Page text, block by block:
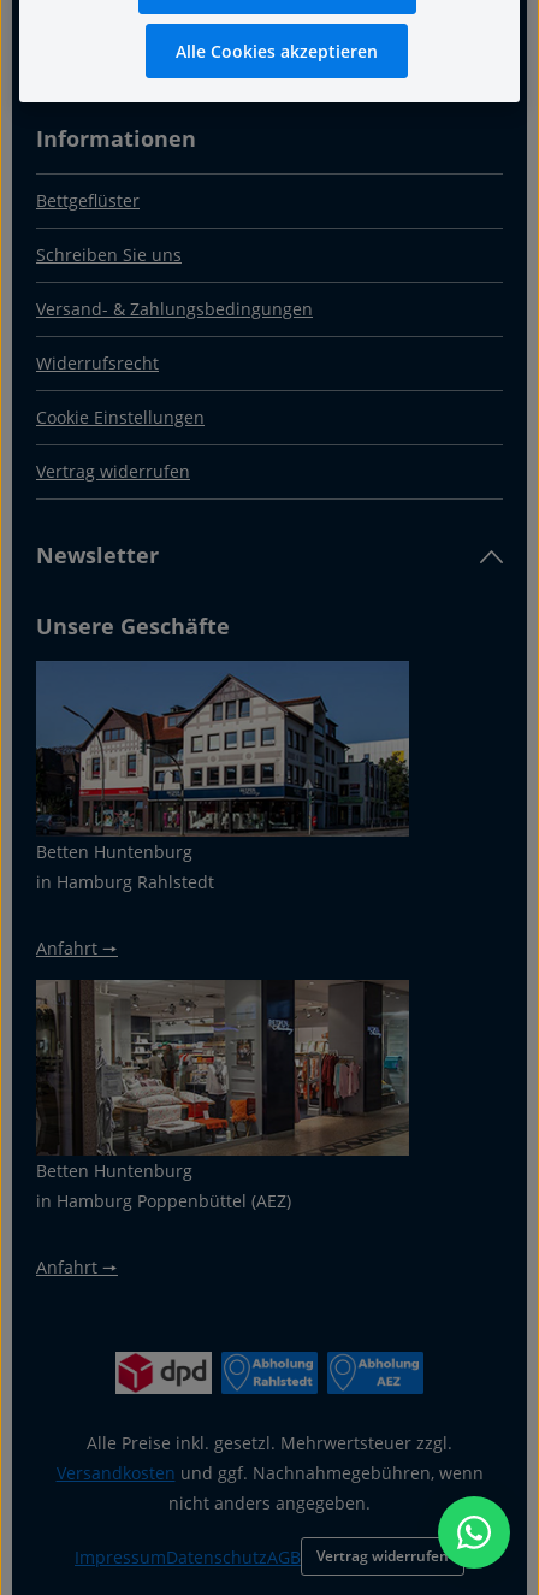
Kontakt & Anfahrt
Informationen
Bettgeflüster
Schreiben Sie uns
Versand- & Zahlungsbedingungen
Widerrufsrecht
Cookie Einstellungen
Vertrag widerrufen
Newsletter
Unsere Geschäfte
Betten Huntenburg
in Hamburg Rahlstedt
Anfahrt 🠖
Betten Huntenburg
in Hamburg Poppenbüttel (AEZ)
Anfahrt 🠖
Alle Preise inkl. gesetzl. Mehrwertsteuer zzgl.
Versandkosten und ggf. Nachnahmegebühren, wenn
nicht anders angegeben.
ImpressumDatenschutzAGB Vertrag widerrufen
Alle Cookies akzeptieren